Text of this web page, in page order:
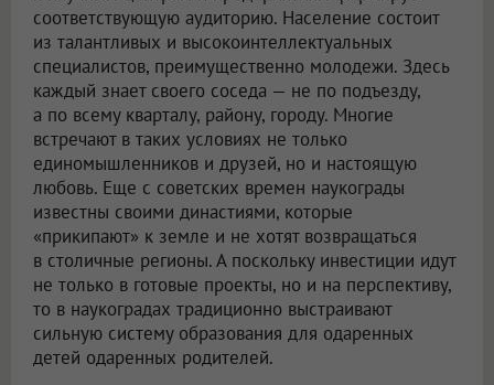
соответствующую аудиторию. Население состоит
из талантливых и высокоинтеллектуальных
специалистов, преимущественно молодежи. Здесь
каждый знает своего соседа — не по подъезду,
а по всему кварталу, району, городу. Многие
встречают в таких условиях не только
единомышленников и друзей, но и настоящую
любовь. Еще с советских времен наукограды
известны своими династиями, которые
«прикипают» к земле и не хотят возвращаться
в столичные регионы. А поскольку инвестиции идут
не только в готовые проекты, но и на перспективу,
то в наукоградах традиционно выстраивают
сильную систему образования для одаренных
детей одаренных родителей.